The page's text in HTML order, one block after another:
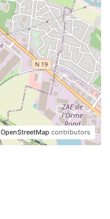
OpenStreetMap contributors